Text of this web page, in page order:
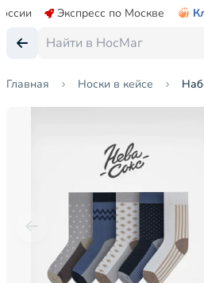
Экспресс по Москве
Главная Носки в кейсе